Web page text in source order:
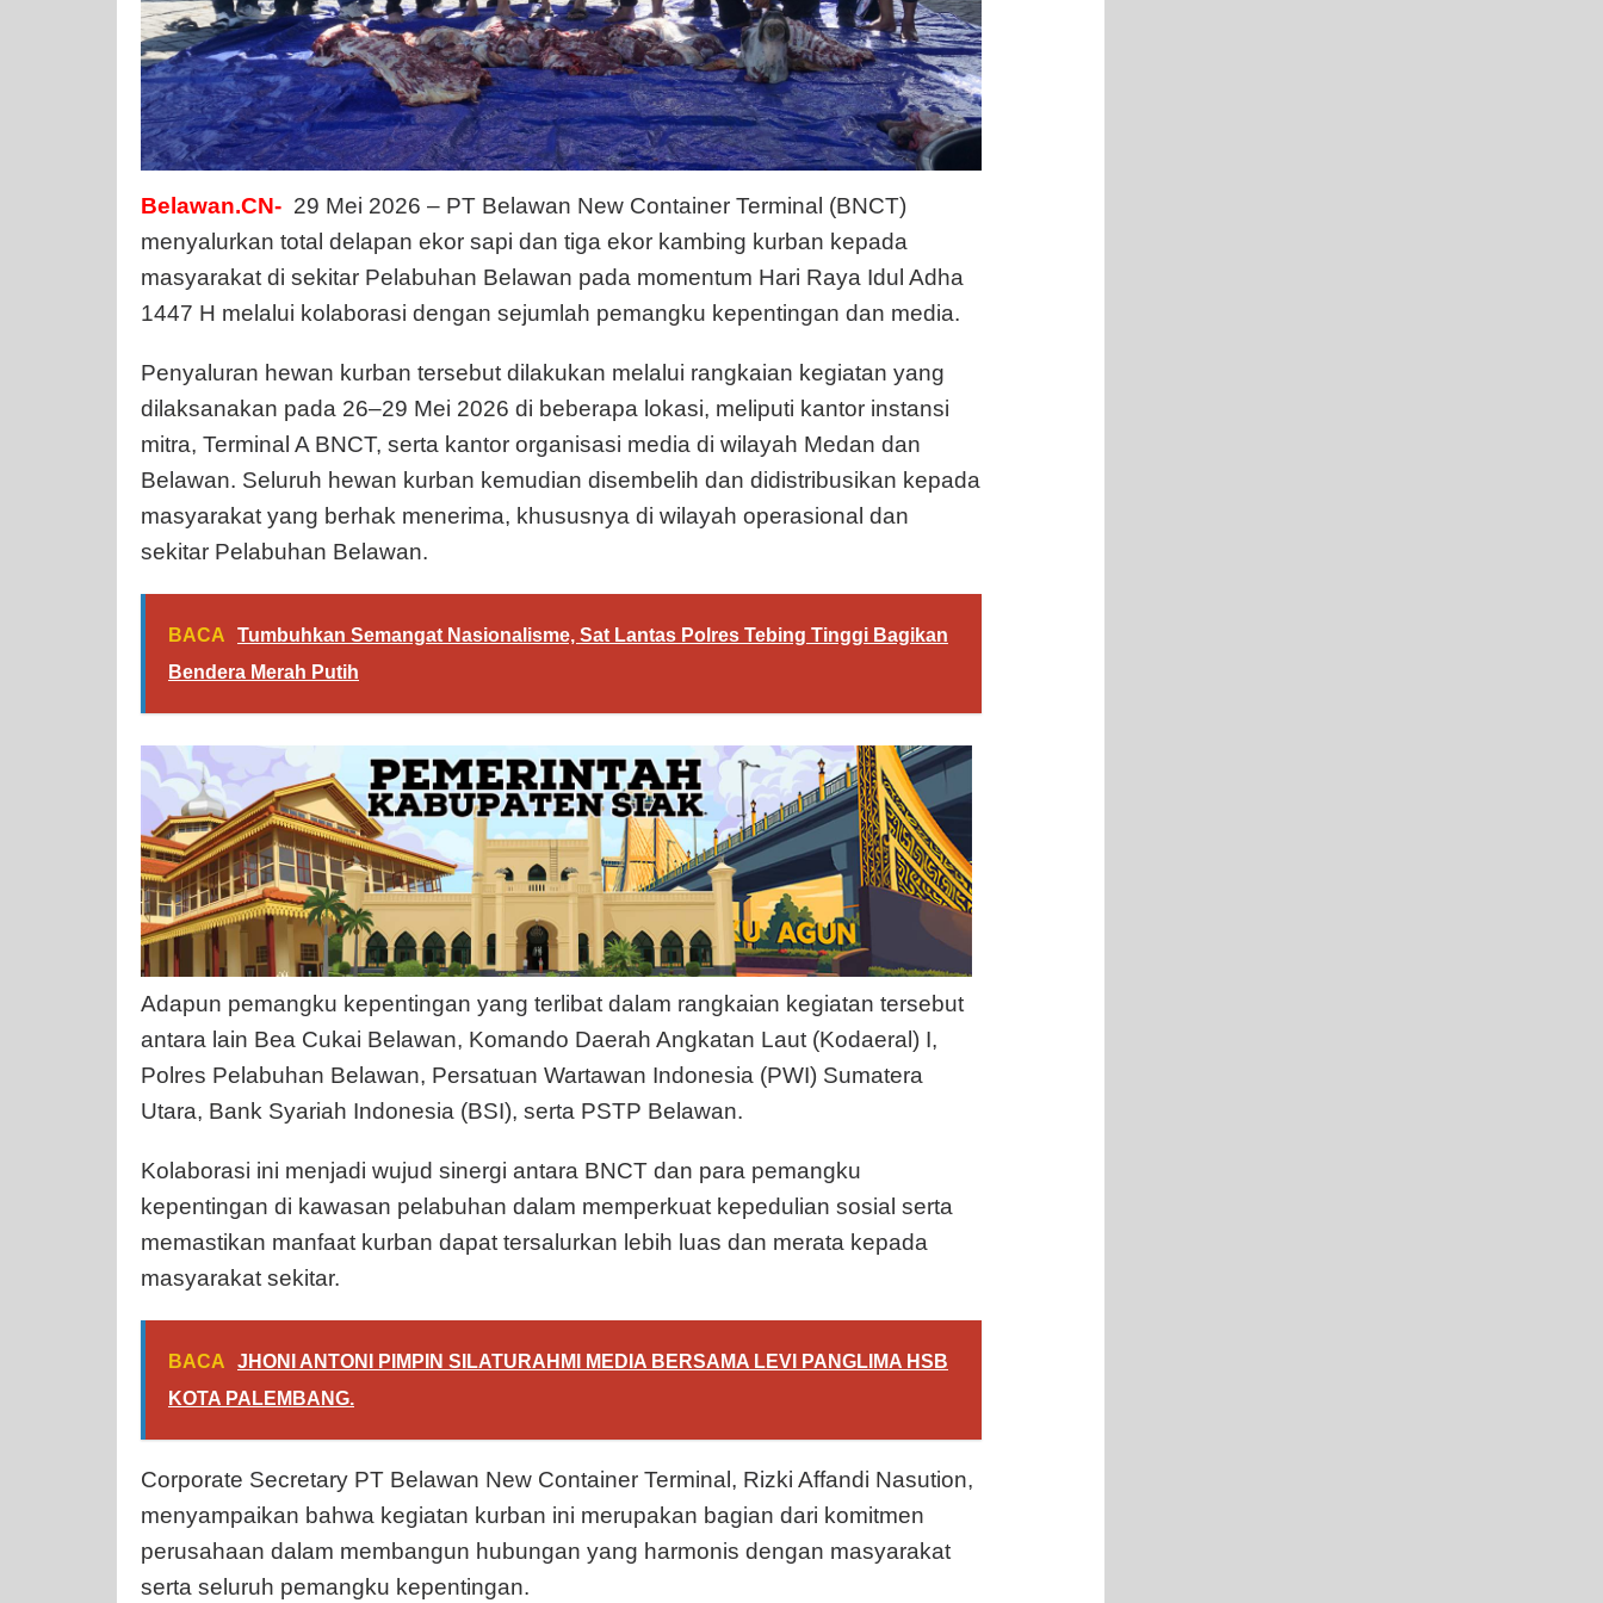
Belawan.CN- 29 Mei 2026 – PT Belawan New Container Terminal (BNCT)
menyalurkan total delapan ekor sapi dan tiga ekor kambing kurban kepada
masyarakat di sekitar Pelabuhan Belawan pada momentum Hari Raya Idul Adha
1447 H melalui kolaborasi dengan sejumlah pemangku kepentingan dan media.
Penyaluran hewan kurban tersebut dilakukan melalui rangkaian kegiatan yang
dilaksanakan pada 26–29 Mei 2026 di beberapa lokasi, meliputi kantor instansi
mitra, Terminal A BNCT, serta kantor organisasi media di wilayah Medan dan
Belawan. Seluruh hewan kurban kemudian disembelih dan didistribusikan kepada
masyarakat yang berhak menerima, khususnya di wilayah operasional dan
sekitar Pelabuhan Belawan.
BACA
Tumbuhkan Semangat Nasionalisme, Sat Lantas Polres Tebing Tinggi Bagikan
Bendera Merah Putih
Adapun pemangku kepentingan yang terlibat dalam rangkaian kegiatan tersebut
antara lain Bea Cukai Belawan, Komando Daerah Angkatan Laut (Kodaeral) I,
Polres Pelabuhan Belawan, Persatuan Wartawan Indonesia (PWI) Sumatera
Utara, Bank Syariah Indonesia (BSI), serta PSTP Belawan.
Kolaborasi ini menjadi wujud sinergi antara BNCT dan para pemangku
kepentingan di kawasan pelabuhan dalam memperkuat kepedulian sosial serta
memastikan manfaat kurban dapat tersalurkan lebih luas dan merata kepada
masyarakat sekitar.
BACA
JHONI ANTONI PIMPIN SILATURAHMI MEDIA BERSAMA LEVI PANGLIMA HSB
KOTA PALEMBANG.
Corporate Secretary PT Belawan New Container Terminal, Rizki Affandi Nasution,
menyampaikan bahwa kegiatan kurban ini merupakan bagian dari komitmen
perusahaan dalam membangun hubungan yang harmonis dengan masyarakat
serta seluruh pemangku kepentingan.